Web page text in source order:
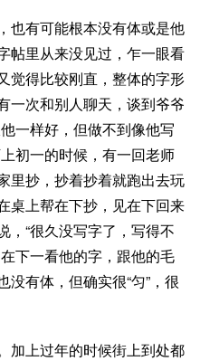
也有可能根本没有体或是他
帖里从来没见过，乍一眼看
觉得比较刚直，整体的字形
一次和别人聊天，谈到爷爷
一样好，但做不到像他写
初一的时候，有一回老师
里抄，抄着抄着就跑出去玩
桌上帮在下抄，见在下回来
，“很久没写字了，写得不
下一看他的字，跟他的毛
有体，但确实很“匀”，很
加上过年的时候街上到处都